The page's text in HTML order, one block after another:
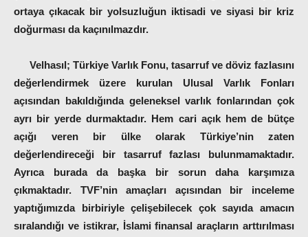
ortaya çıkacak bir yolsuzluğun iktisadi ve siyasi bir kriz
doğurması da kaçınılmazdır.
Velhasıl; Türkiye Varlık Fonu, tasarruf ve döviz fazlasını
değerlendirmek üzere kurulan Ulusal Varlık Fonları
açısından bakıldığında geleneksel varlık fonlarından çok
ayrı bir yerde durmaktadır. Hem cari açık hem de bütçe
açığı veren bir ülke olarak Türkiye’nin zaten
değerlendireceği bir
tasarruf fazlası
bulunmamaktadır.
Ayrıca burada da başka bir sorun daha karşımıza
çıkmaktadır. TVF’nin amaçları açısından bir inceleme
yaptığımızda birbiriyle çelişebilecek çok sayıda amacın
sıralandığı ve istikrar, İslami finansal araçların arttırılması